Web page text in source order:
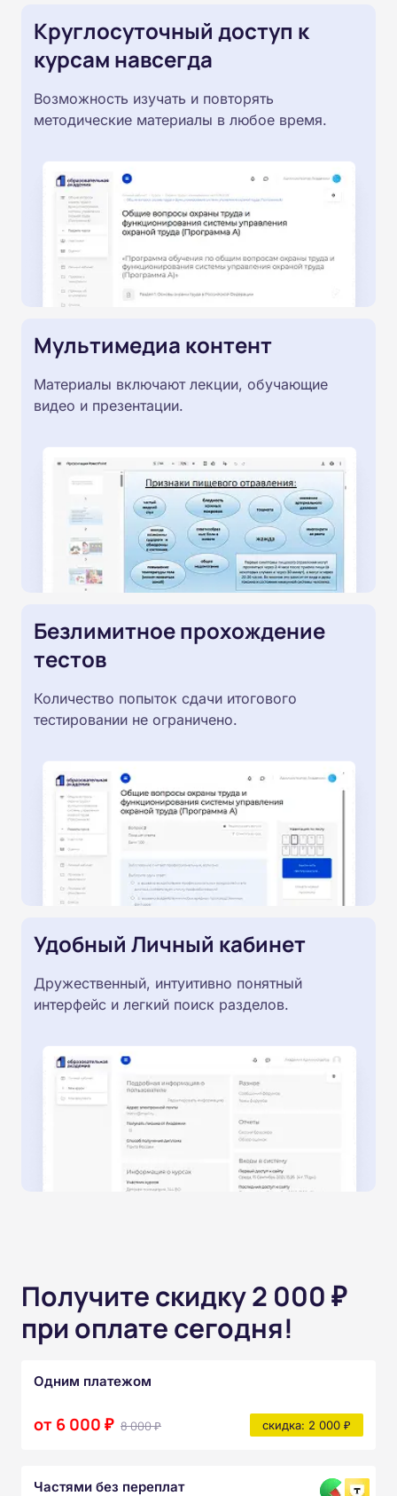
Круглосуточный доступ к
курсам навсегда
Возможность изучать и повторять
методические материалы в любое время.
Мультимедиа контент
Материалы включают лекции, обучающие
видео и презентации.
Безлимитное прохождение
тестов
Количество попыток сдачи итогового
тестировании не ограничено.
Удобный Личный кабинет
Дружественный, интуитивно понятный
интерфейс и легкий поиск разделов.
Получите скидку 2 000 ₽
при оплате сегодня!
Одним платежом
от 6 000 ₽ 8 000 ₽ скидка: 2 000 ₽
Частями без переплат